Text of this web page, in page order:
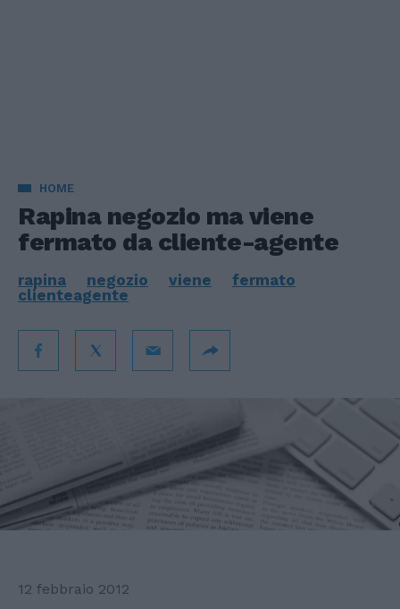
HOME
Rapina negozio ma viene
fermato da cliente-agente
rapina negozio viene
fermato
clienteagente
12 febbraio 2012